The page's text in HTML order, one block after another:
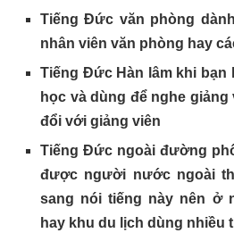
Tiếng Đức văn phòng
nhân viên văn phòng hay
Tiếng Đức Hàn lâm khi bạn
học và dùng để nghe
đổi với giảng viên
Tiếng Đức ngoài đường
được người nước ngoài
sang nói tiếng này nên ở
hay khu du lịch dùng nhiều